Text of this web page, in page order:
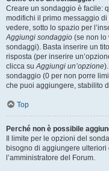
Creare un sondaggio è facile:
modifichi il primo messaggio
vedere, sotto lo spazio per
Aggiungi sondaggio (se non lo
sondaggi). Basta inserire un
risposta (per inserire
clicca suAggiungi un’opzione
sondaggio (0 per non porre
che puoi aggiungere, stabilito
Top
Perché non è possibile
Il limite per le opzioni del
bisogno di aggiungere
l’amministratore del Forum.